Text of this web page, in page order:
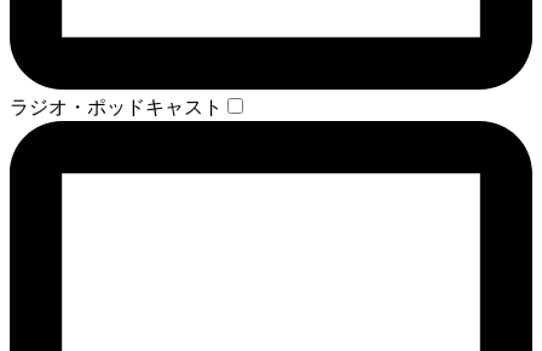
ラジオ・ポッドキャスト